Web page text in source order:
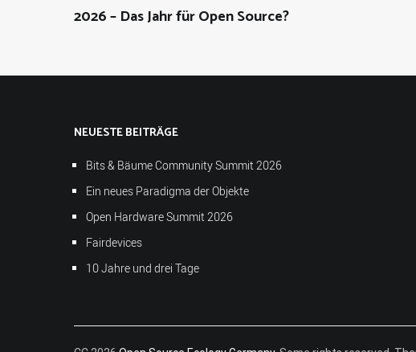
2026 – Das Jahr für Open Source?
NEUESTE BEITRÄGE
Bits & Bäume Community Summit 2026
Ein neues Paradigma der Objekte
Open Hardware Summit 2026
Fairdevices
10 Jahre und drei Tage